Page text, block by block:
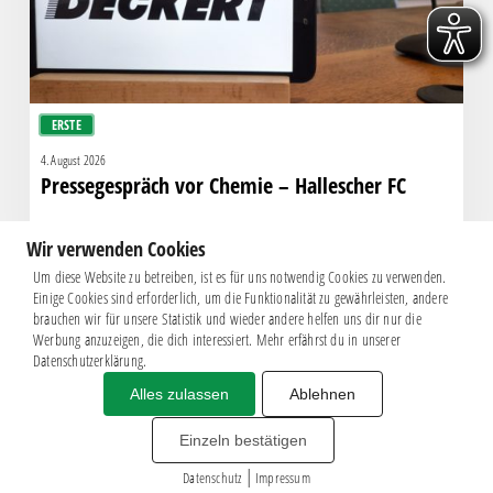
ERSTE
4. August 2026
Pressegespräch vor Chemie – Hallescher FC
Impressum|Datenschutz
BSG CHEMIE LEIPZIG © 2026
MITGLIEDERZAHL: 2.816
webdesign by3W
Wir verwenden Cookies
Um diese Website zu betreiben, ist es für uns notwendig Cookies zu verwenden.
Einige Cookies sind erforderlich, um die Funktionalität zu gewährleisten, andere
brauchen wir für unsere Statistik und wieder andere helfen uns dir nur die
Werbung anzuzeigen, die dich interessiert. Mehr erfährst du in unserer
Datenschutzerklärung.
Alles zulassen Ablehnen
Einzeln bestätigen
Datenschutz | Impressum